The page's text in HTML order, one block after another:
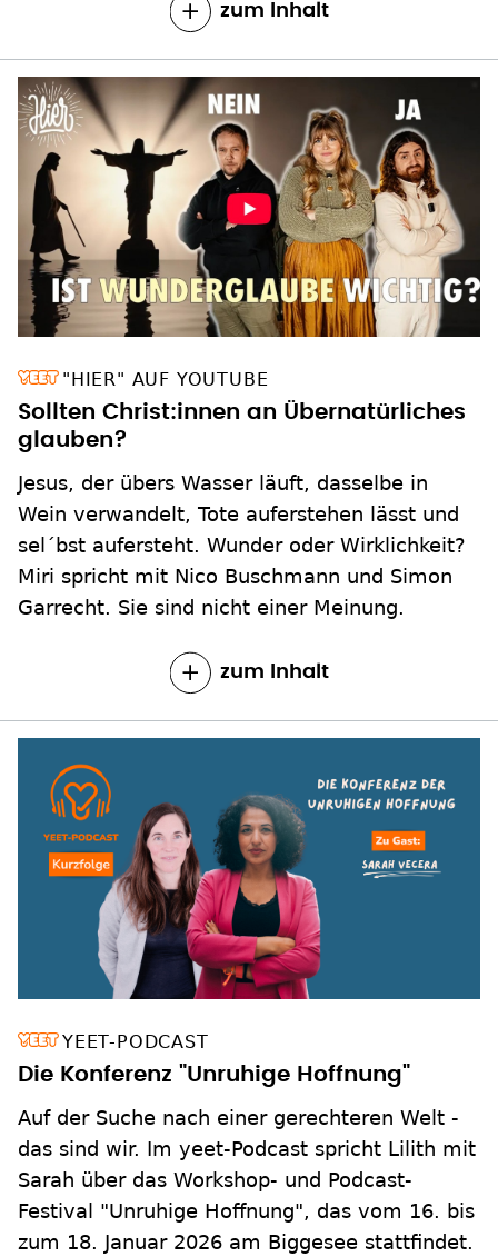
zum Inhalt
"HIER" AUF YOUTUBE
Sollten Christ:innen an Übernatürliches
glauben?
Jesus, der übers Wasser läuft, dasselbe in
Wein verwandelt, Tote auferstehen lässt und
sel´bst aufersteht. Wunder oder Wirklichkeit?
Miri spricht mit Nico Buschmann und Simon
Garrecht. Sie sind nicht einer Meinung.
zum Inhalt
YEET-PODCAST
Die Konferenz "Unruhige Hoffnung"
Auf der Suche nach einer gerechteren Welt -
das sind wir. Im yeet-Podcast spricht Lilith mit
Sarah über das Workshop- und Podcast-
Festival "Unruhige Hoffnung", das vom 16. bis
zum 18. Januar 2026 am Biggesee stattfindet.